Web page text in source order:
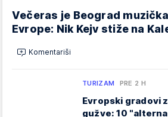
Večeras je Beograd
Evrope: Nik Kejv stiže na
Komentariši
TURIZAM PRE 2 H
Evropski gradovi
gužve: 10